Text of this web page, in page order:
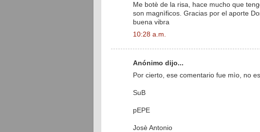
Me botè de la risa, hace mucho que
son magnìficos. Gracias por el aporte
buena vibra
10:28 a.m.
Anónimo dijo...
Por cierto, ese comentario fue mìo, no
SuB
pEPE
Josè Antonio